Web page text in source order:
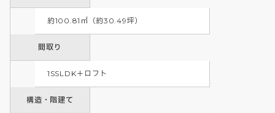
約100.81㎡（約30.49坪）
間取り
1SSLDK＋ロフト
構造・階建て